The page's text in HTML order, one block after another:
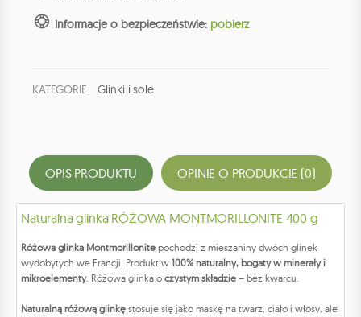
Informacje o bezpieczeństwie: pobierz
KATEGORIE: Glinki i sole
OPIS PRODUKTU OPINIE O PRODUKCIE (0)
Naturalna glinka RÓŻOWA MONTMORILLONITE 400 g
Różowa glinka Montmorillonite pochodzi z mieszaniny dwóch glinek
wydobytych we Francji. Produkt w 100% naturalny, bogaty w minerały i
mikroelementy. Różowa glinka o czystym składzie – bez kwarcu.
Naturalną różową glinkę stosuje się jako maskę na twarz, ciało i włosy, ale